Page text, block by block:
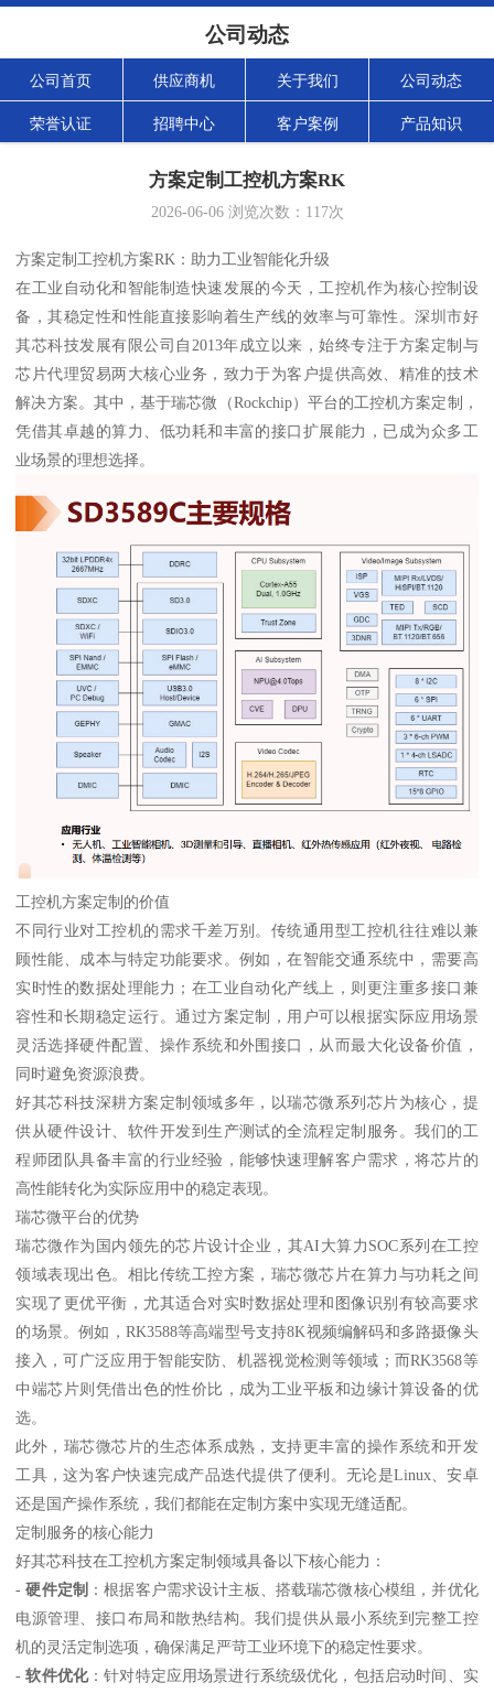
公司动态
公司首页 供应商机 关于我们 公司动态
荣誉认证 招聘中心 客户案例 产品知识
方案定制工控机方案RK
2026-06-06浏览次数： 117次
方案定制工控机方案RK：助力工业智能化升级
在工业自动化和智能制造快速发展的今天，工控机作为核心控制设
备，其稳定性和性能直接影响着生产线的效率与可靠性。深圳市好
其芯科技发展有限公司自2013年成立以来，始终专注于方案定制与
芯片代理贸易两大核心业务，致力于为客户提供高效、精准的技术
解决方案。其中，基于瑞芯微（Rockchip）平台的工控机方案定制，
凭借其卓越的算力、低功耗和丰富的接口扩展能力，已成为众多工
业场景的理想选择。
工控机方案定制的价值
不同行业对工控机的需求千差万别。传统通用型工控机往往难以兼
顾性能、成本与特定功能要求。例如，在智能交通系统中，需要高
实时性的数据处理能力；在工业自动化产线上，则更注重多接口兼
容性和长期稳定运行。通过方案定制，用户可以根据实际应用场景
灵活选择硬件配置、操作系统和外围接口，从而最大化设备价值，
同时避免资源浪费。
好其芯科技深耕方案定制领域多年，以瑞芯微系列芯片为核心，提
供从硬件设计、软件开发到生产测试的全流程定制服务。我们的工
程师团队具备丰富的行业经验，能够快速理解客户需求，将芯片的
高性能转化为实际应用中的稳定表现。
瑞芯微平台的优势
瑞芯微作为国内领先的芯片设计企业，其AI大算力SOC系列在工控
领域表现出色。相比传统工控方案，瑞芯微芯片在算力与功耗之间
实现了更优平衡，尤其适合对实时数据处理和图像识别有较高要求
的场景。例如，RK3588等高端型号支持8K视频编解码和多路摄像头
接入，可广泛应用于智能安防、机器视觉检测等领域；而RK3568等
中端芯片则凭借出色的性价比，成为工业平板和边缘计算设备的优
选。
此外，瑞芯微芯片的生态体系成熟，支持更丰富的操作系统和开发
工具，这为客户快速完成产品迭代提供了便利。无论是Linux、安卓
还是国产操作系统，我们都能在定制方案中实现无缝适配。
定制服务的核心能力
好其芯科技在工控机方案定制领域具备以下核心能力：
-硬件定制 ：根据客户需求设计主板、搭载瑞芯微核心模组，并优化
电源管理、接口布局和散热结构。我们提供从最小系统到完整工控
机的灵活定制选项，确保满足严苛工业环境下的稳定性要求。
-软件优化：针对特定应用场景进行系统级优化，包括启动时间、实